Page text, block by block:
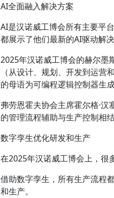
AI全面融入解决方案
AI是汉诺威工博会所有主要平
都展示了他们最新的AI驱动解
2025年汉诺威工博会的赫尔墨
（从设计、规划、开发到运
的母语为可编程逻辑控制器生
弗劳恩霍夫协会主席霍尔格·汉
的管理流程辅助与生产控制相
数字孪生优化研发和生产
在2025年汉诺威工博会上，很
借助数字孪生，所有生产流程
和生产。